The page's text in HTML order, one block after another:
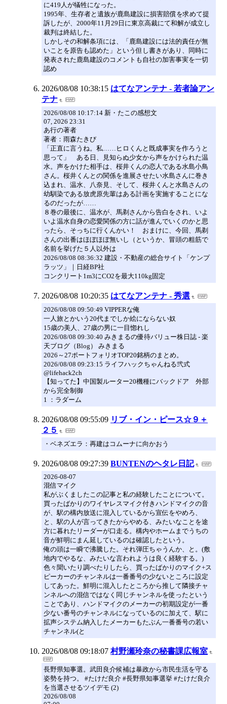
に419人が犠牲になった。
1995年、生存者と遺族が鹿島建設に損害賠償を求めて提
訴したが、2000年11月29日に東京高裁にて和解が成立し
裁判は終結した。
しかしその和解条項には、「鹿島建設には法的責任が無
いことを原告も認めた」という但し書きがあり、同時に
発表された鹿島建設のコメントも自社の加害事実を一切
認め
2026/08/08 10:38:15 はてなアンテナ - 若者論アン
テナ
2026/08/08 10:17:14 新・たこの感想文
07, 2026 23:31
あ行の著者
著者：雨森たきび
「正直に言うね。私……ヒロくんと既成事実を作ろうと
思って」 ある日、見知らぬ少女から声をかけられた温
水。声をかけた相手は、桜井くんの恋人である水島小鳥
さん。桜井くんとの関係を進展させたい水島さんに巻き
込まれ、温水、八奈見、そして、桜井くんと水島さんの
幼馴染である放虎原先輩はある計画を実施することにな
るのだったが……
８巻の最後に、温水が、馬剃さんから告白をされ、いよ
いよ温水自身の恋愛関係の方に話が進んでいくのかと思
ったら、そっちに行くんかい！ おまけに、今回、馬剃
さんの出番はほぼほぼ無いし（というか、冒頭の粗筋で
名前を挙げた５人以外は
2026/08/08 08:36:32 建設・不動産の総合サイト「ケンプ
ラッツ」｜日経BP社
コンクリート1m3にCO2を最大110kg固定
2026/08/08 10:20:35 はてなアンテナ - 秀選
2026/08/08 09:50:49 VIPPERな俺
一人旅とかいう20代までしか絵にならない奴
15歳の美人、27歳の男に一目惚れし
2026/08/08 09:30:40 みきまるの優待バリュー株日誌 - 楽
天ブログ（Blog） みきまる
2026～27ポートフォリオTOP20銘柄のまとめ。
2026/08/08 09:23:15 ライフハックちゃんねる弐式
@lifehack2ch
【知ってた】中国製ルーター20機種にバックドア 外部
から完全制御
1 ：ラダーム
2026/08/08 09:55:09 リブ・イン・ピース☆９＋
２５
・ベネズエラ：再建はコムーナに向かおう
2026/08/08 09:27:39 BUNTENのヘタレ日記
2026-08-07
混信マイク
私がぶくましたこの記事と私の経験したことについて。
買ったばかりのワイヤレスマイク付きハンドマイクの音
が、駅の構内放送に混入しているから宣伝をやめろ、
と、駅の人が言ってきたからやめる、みたいなことを途
方に暮れたリーダーが口走る。構内やホームまでうちの
音が鮮明にまん延しているのは確認したという。
俺の頭は一瞬で沸騰した。それ弾圧ちゃうんか、と。(敷
地内でやるな、みたいな言われようは良く経験する。)
色々聞いたり調べたりしたら、買ったばかりのマイク+ス
ピーカーのチャンネルは一番番号の少ないところに設定
してあった。鮮明に混入したところから推して隣接チャ
ンネルへの混信ではなく同じチャンネルを使ったという
ことであり、ハンドマイクのメーカーの初期設定が一番
少ない番号のチャンネルになっているのに加えて、駅に
拡声システム納入したメーカーもたぶん一番番号の若い
チャンネル(と
2026/08/08 09:18:07 村野瀬玲奈の秘書課広報室
長野県知事選。武田良介候補は暴政から市民生活を守る
姿勢を持つ。 #たけだ良介 #長野県知事選挙 #たけだ良介
を当選させるツイデモ (2)
2026/08/08